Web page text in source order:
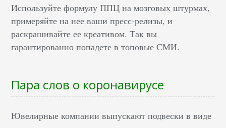
Используйте формулу ППЦ на мозговых штурмах,
примеряйте на нее ваши пресс-релизы, и
раскрашивайте ее креативом. Так вы
гарантированно попадете в топовые СМИ.
Пара слов о коронавирусе
Ювелирные компании выпускают подвески в виде